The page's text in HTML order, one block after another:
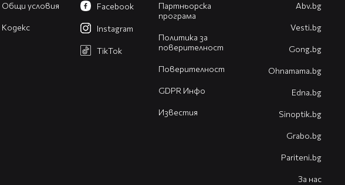
Общи условия
Кодекс
Партньорска
програма
Политика за
поверителност
Поверителност
GDPR Инфо
Известия
Facebook
Instagram
TikTok
Abv.bg
Vesti.bg
Gong.bg
Оhnamama.bg
Edna.bg
Sinoptik.bg
Grabo.bg
Pariteni.bg
За нас